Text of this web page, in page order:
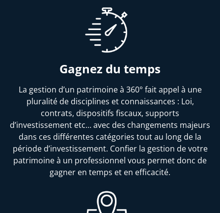
Gagnez du temps
La gestion d’un patrimoine à 360° fait appel à une
pluralité de disciplines et connaissances : Loi,
contrats, dispositifs fiscaux, supports
d’investissement etc… avec des changements majeurs
dans ces différentes catégories tout au long de la
période d’investissement. Confier la gestion de votre
patrimoine à un professionnel vous permet donc de
gagner en temps et en efficacité.